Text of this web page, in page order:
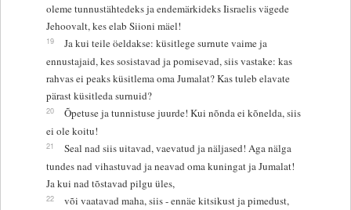
oleme tunnustähtedeks ja endemärkideks Iisraelis vägede
Jehoovalt, kes elab Siioni mäel!
19
Ja kui teile öeldakse: küsitlege surnute vaime ja
ennustajaid, kes sosistavad ja pomisevad, siis vastake: kas
rahvas ei peaks küsitlema oma Jumalat? Kas tuleb elavate
pärast küsitleda surnuid?
20
Õpetuse ja tunnistuse juurde! Kui nõnda ei kõnelda, siis
ei ole koitu!
21
Seal nad siis uitavad, vaevatud ja näljased! Aga nälga
tundes nad vihastuvad ja neavad oma kuningat ja Jumalat!
Ja kui nad tõstavad pilgu üles,
22
või vaatavad maha, siis - ennäe kitsikust ja pimedust,